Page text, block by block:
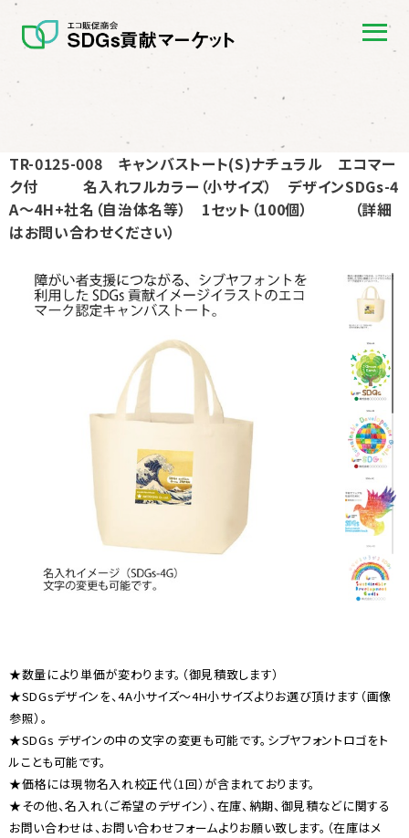
TR-0125-008 キャンバストート(S)ナチュラル エコマー
ク付 名入れフルカラー（小サイズ） デザインSDGs-4
A〜4H+社名（自治体名等） 1セット（100個） （詳細
はお問い合わせください）
★数量により単価が変わります。（御見積致します）
★SDGsデザインを、4A小サイズ〜4H小サイズよりお選び頂けます（画像
参照）。
★SDGs デザインの中の文字の変更も可能です。シブヤフォントロゴをト
ルことも可能です。
★価格には現物名入れ校正代（1回）が含まれております。
★その他、名入れ（ご希望のデザイン）、在庫、納期、御見積などに関する
お問い合わせは、お問い合わせフォームよりお願い致します。（在庫はメ